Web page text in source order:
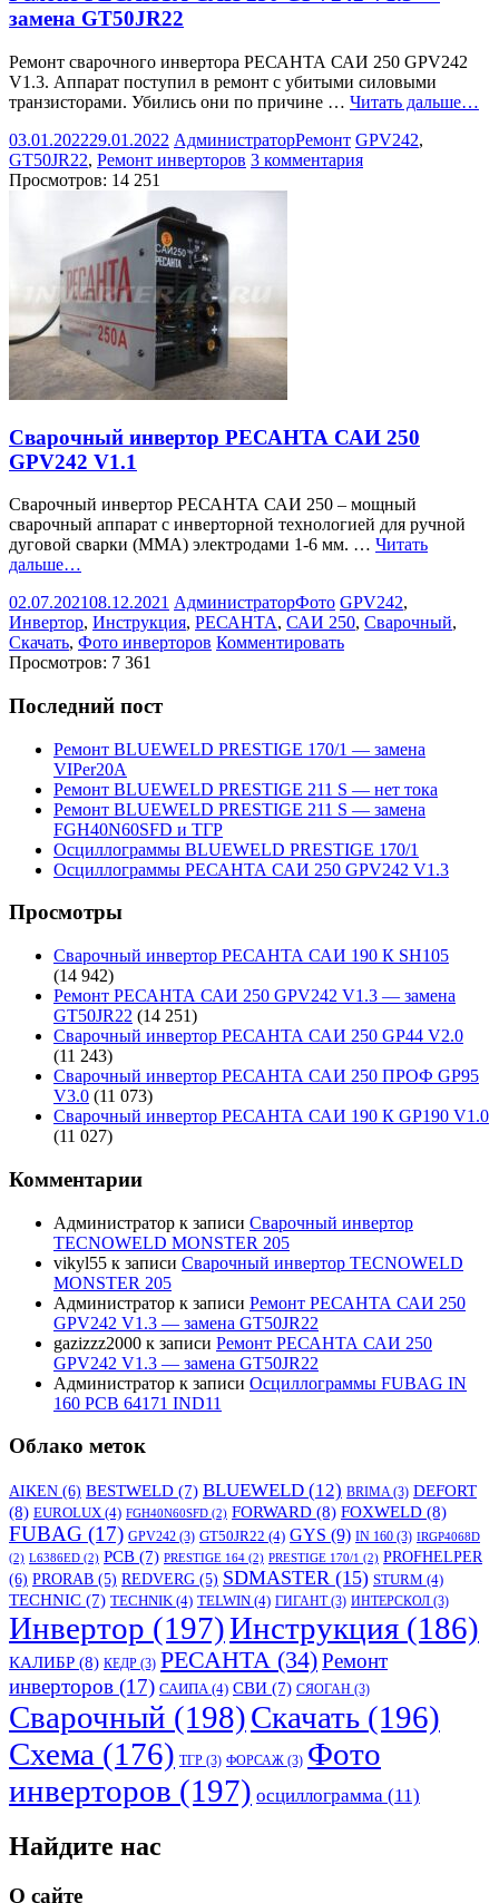
замена GT50JR22
Ремонт сварочного инвертора РЕСАНТА САИ 250 GPV242
V1.3. Аппарат поступил в ремонт с убитыми силовыми
транзисторами. Убились они по причине … Читать дальше…
03.01.202229.01.2022 АдминистраторРемонт GPV242,
GT50JR22, Ремонт инверторов 3 комментария
Просмотров: 14 251
Сварочный инвертор РЕСАНТА САИ 250
GPV242 V1.1
Сварочный инвертор РЕСАНТА САИ 250 – мощный
сварочный аппарат с инверторной технологией для ручной
дуговой сварки (ММА) электродами 1-6 мм. … Читать
дальше…
02.07.202108.12.2021 АдминистраторФото GPV242,
Инвертор, Инструкция, РЕСАНТА, САИ 250, Сварочный,
Скачать, Фото инверторов Комментировать
Просмотров: 7 361
Последний пост
Ремонт BLUEWELD PRESTIGE 170/1 — замена
VIPer20A
Ремонт BLUEWELD PRESTIGE 211 S — нет тока
Ремонт BLUEWELD PRESTIGE 211 S — замена
FGH40N60SFD и ТГР
Осциллограммы BLUEWELD PRESTIGE 170/1
Осциллограммы РЕСАНТА САИ 250 GPV242 V1.3
Просмотры
Сварочный инвертор РЕСАНТА САИ 190 К SH105
(14 942)
Ремонт РЕСАНТА САИ 250 GPV242 V1.3 — замена
GT50JR22 (14 251)
Сварочный инвертор РЕСАНТА САИ 250 GP44 V2.0
(11 243)
Сварочный инвертор РЕСАНТА САИ 250 ПРОФ GP95
V3.0 (11 073)
Сварочный инвертор РЕСАНТА САИ 190 К GP190 V1.0
(11 027)
Комментарии
Администратор к записи Сварочный инвертор
TECNOWELD MONSTER 205
vikyl55 к записи Сварочный инвертор TECNOWELD
MONSTER 205
Администратор к записи Ремонт РЕСАНТА САИ 250
GPV242 V1.3 — замена GT50JR22
gazizzz2000 к записи Ремонт РЕСАНТА САИ 250
GPV242 V1.3 — замена GT50JR22
Администратор к записи Осциллограммы FUBAG IN
160 PCB 64171 IND11
Облако меток
AIKEN (6) BESTWELD (7) BLUEWELD (12) BRIMA(3) DEFORT
(8) EUROLUX (4) FGH40N60SFD (2) FORWARD (8) FOXWELD (8)
FUBAG (17) GPV242 (3) GT50JR22 (4) GYS (9) IN 160 (3) IRGP4068D
(2) L6386ED (2) PCB (7) PRESTIGE 164 (2) PRESTIGE 170/1 (2) PROFHELPER
(6) PRORAB (5) REDVERG (5) SDMASTER (15) STURM (4)
TECHNIC (7) TECHNIK (4) TELWIN (4) ГИГАНТ(3) ИНТЕРСКОЛ (3)
Инвертор (197)Инструкция (186)
КАЛИБР (8) КЕДР (3) РЕСАНТА (34)Ремонт
инверторов (17) САИПА (4) СВИ (7) СЯОГАН (3)
Сварочный (198)Скачать (196)
Схема (176) ТГР (3) ФОРСАЖ (3) Фото
инверторов (197) осциллограмма (11)
Найдите нас
О сайте